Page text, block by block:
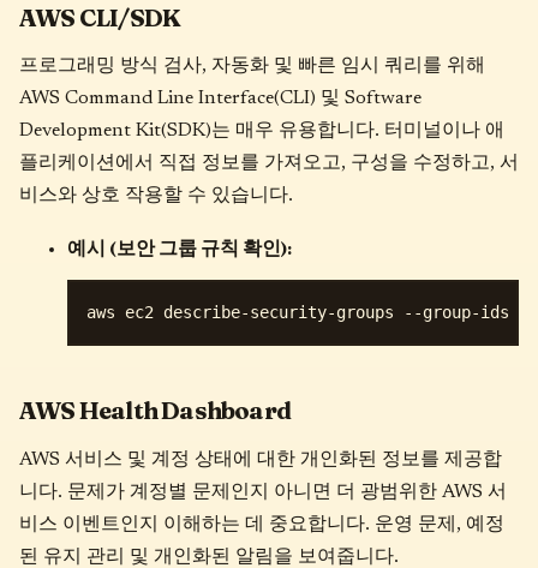
AWS CLI/SDK
프로그래밍 방식 검사, 자동화 및 빠른 임시 쿼리를 위해
AWS Command Line Interface(CLI) 및 Software
Development Kit(SDK)는 매우 유용합니다. 터미널이나 애
플리케이션에서 직접 정보를 가져오고, 구성을 수정하고, 서
비스와 상호 작용할 수 있습니다.
예시 (보안 그룹 규칙 확인):
AWS Health Dashboard
AWS 서비스 및 계정 상태에 대한 개인화된 정보를 제공합
니다. 문제가 계정별 문제인지 아니면 더 광범위한 AWS 서
비스 이벤트인지 이해하는 데 중요합니다. 운영 문제, 예정
된 유지 관리 및 개인화된 알림을 보여줍니다.